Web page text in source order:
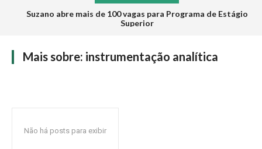
Suzano abre mais de 100 vagas para Programa de Estágio
Superior
Mais sobre: instrumentação analítica
Não há posts para exibir